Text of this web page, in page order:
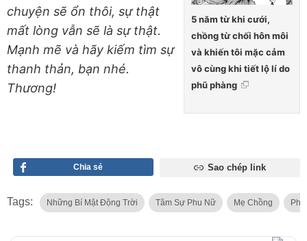
5 năm từ khi cưới,
chồng từ chối hôn môi
và khiến tôi mặc cảm
vô cùng khi tiết lộ lí do
phũ phàng
chuyện sẽ ổn thôi, sự thật
mất lòng vẫn sẽ là sự thật.
Mạnh mẽ và hãy kiếm tìm sự
thanh thản, bạn nhé.
Thương!
Chia sẻ Sao chép link
Tags: Những Bí Mật Động Trời Tâm Sự Phu Nữ Mẹ Chồng